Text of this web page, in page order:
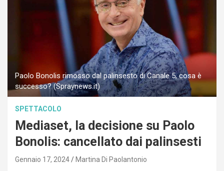
Paolo Bonolis rimosso dal palinsesto di Canale 5, cosa è
successo? (Spraynews.it)
SPETTACOLO
Mediaset, la decisione su Paolo
Bonolis: cancellato dai palinsesti
Gennaio 17, 2024 Martina Di Paolantonio